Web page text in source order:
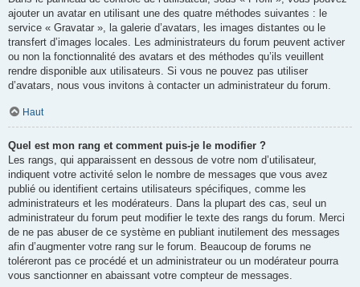
ajouter un avatar en utilisant une des quatre méthodes suivantes : le
service « Gravatar », la galerie d’avatars, les images distantes ou le
transfert d’images locales. Les administrateurs du forum peuvent activer
ou non la fonctionnalité des avatars et des méthodes qu’ils veuillent
rendre disponible aux utilisateurs. Si vous ne pouvez pas utiliser
d’avatars, nous vous invitons à contacter un administrateur du forum.
Haut
Quel est mon rang et comment puis-je le modifier ?
Les rangs, qui apparaissent en dessous de votre nom d’utilisateur,
indiquent votre activité selon le nombre de messages que vous avez
publié ou identifient certains utilisateurs spécifiques, comme les
administrateurs et les modérateurs. Dans la plupart des cas, seul un
administrateur du forum peut modifier le texte des rangs du forum. Merci
de ne pas abuser de ce système en publiant inutilement des messages
afin d’augmenter votre rang sur le forum. Beaucoup de forums ne
toléreront pas ce procédé et un administrateur ou un modérateur pourra
vous sanctionner en abaissant votre compteur de messages.